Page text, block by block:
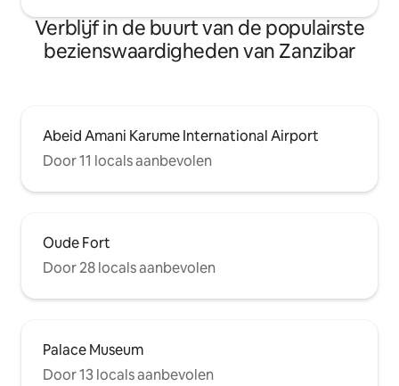
Verblijf in de buurt van de populairste
bezienswaardigheden van Zanzibar
Abeid Amani Karume International Airport
Door 11 locals aanbevolen
Oude Fort
Door 28 locals aanbevolen
Palace Museum
Door 13 locals aanbevolen